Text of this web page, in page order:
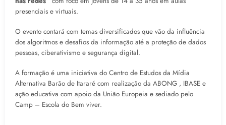
presenciais e virtuais.
O evento contará com temas diversificados que vão da influência
dos algoritmos e desafios da informação até a proteção de dados
pessoas, ciberativismo e segurança digital.
A formação é uma iniciativa do Centro de Estudos da Mídia
Alternativa Barão de Itararé com realização da ABONG , IBASE e
ação educativa com apoio da União Europeia e sediado pelo
Camp – Escola do Bem viver.